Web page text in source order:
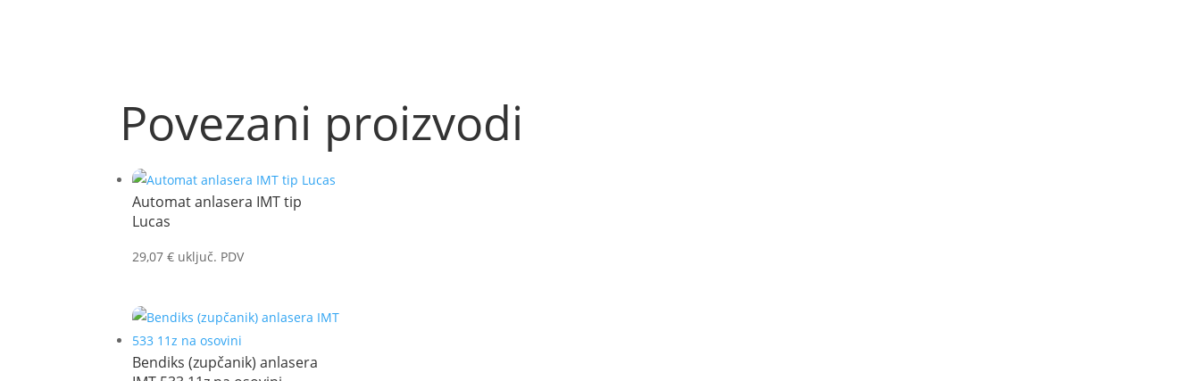
Povezani proizvodi
Automat anlasera IMT tip
Lucas
29,07€ uključ. PDV
Bendiks (zupčanik) anlasera